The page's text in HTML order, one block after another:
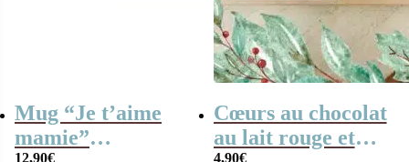
Mug “Je t’aime
mamie”
12,90€
Cœurs au chocolat
au lait rouge et
4,90€